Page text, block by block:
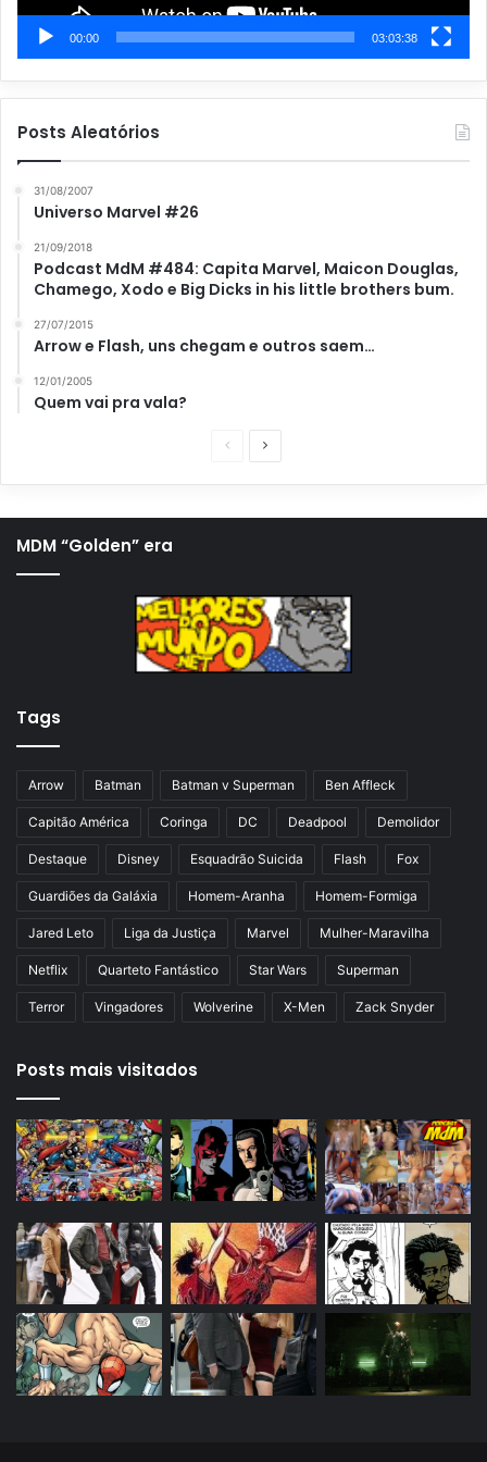
00:00 03:03:38
Posts Aleatórios
31/08/2007
Universo Marvel #26
21/09/2018
Podcast MdM #484: Capita Marvel, Maicon Douglas,
Chamego, Xodo e Big Dicks in his little brothers bum.
27/07/2015
Arrow e Flash, uns chegam e outros saem…
12/01/2005
Quem vai pra vala?
a
a
n
m
a
p
n
MDM “Golden” era
Tags
Arrow Batman Batman v Superman Ben Affleck
Capitão América Coringa DC Deadpool Demolidor
Destaque Disney Esquadrão Suicida Flash Fox
Guardiões da Galáxia Homem-Aranha Homem-Formiga
Jared Leto Liga da Justiça Marvel Mulher-Maravilha
Netflix Quarteto Fantástico Star Wars Superman
Terror Vingadores Wolverine X-Men Zack Snyder
Posts mais visitados